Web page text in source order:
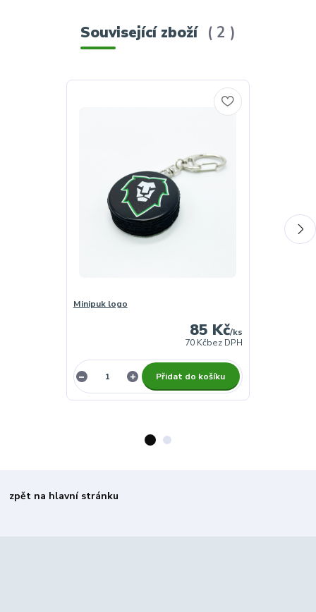
Související zboží 2
Minipuk logo
85 Kč/ks
70 Kčbez DPH
Přidat do košíku
zpět na hlavní stránku